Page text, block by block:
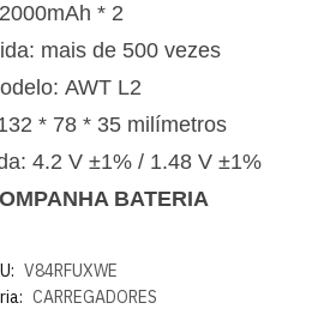
2000mAh * 2
mais de 500 vezes
AWT L2
* 78 * 35 milímetros
4.2 V ±1% / 1.48 V ±1%
BATERIA
V84RFUXWE
CARREGADORES